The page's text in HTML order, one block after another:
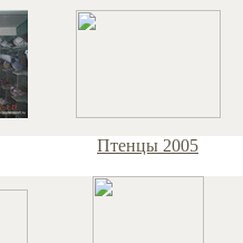
Птенцы 2005